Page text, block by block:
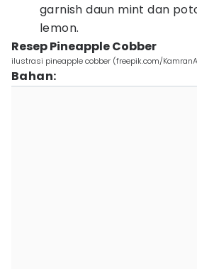
garnish daun mint dan
lemon.
Resep Pineapple Cobber
ilustrasi pineapple cobber (freepik.com/
Bahan: